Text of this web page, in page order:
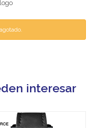
interesar